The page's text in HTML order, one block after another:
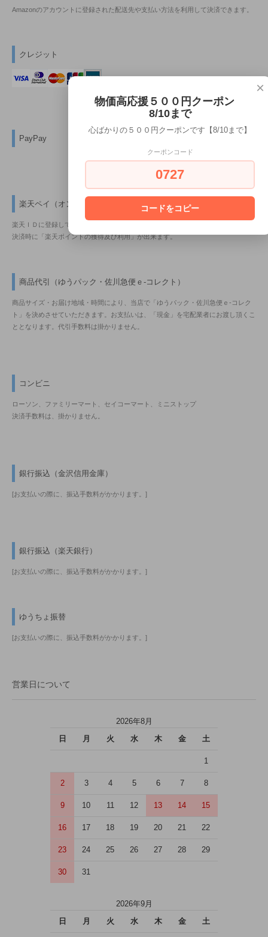
Amazonのアカウントに登録された配送先や支払い方法を利用して決済できます。
クレジット
PayPay
楽天ペイ（オンライン決済）
楽天ＩＤに登録しているクレジットカード情報を利用して、簡単に決済できます。
決済時に「楽天ポイントの獲得及び利用」が出来ます。
商品代引（ゆうパック・佐川急便ｅ-コレクト）
商品サイズ・お届け地域・時間により、当店で「ゆうパック・佐川急便ｅ-コレク
ト」を決めさせていただきます。お支払いは、「現金」を宅配業者にお渡し頂くこ
ととなります。代引手数料は掛かりません。
コンビニ
ローソン、ファミリーマート、セイコーマート、ミニストップ
決済手数料は、掛かりません。
銀行振込（金沢信用金庫）
[お支払いの際に、振込手数料がかかります。]
銀行振込（楽天銀行）
[お支払いの際に、振込手数料がかかります。]
ゆうちょ振替
[お支払いの際に、振込手数料がかかります。]
営業日について
2026年8月
日 月 火 水 木 金 土
1
2 3 4 5 6 7 8
9 10 11 12 13 14 15
16 17 18 19 20 21 22
23 24 25 26 27 28 29
30 31
2026年9月
日 月 火 水 木 金 土
×
物価高応援５００円クーポン
8/10まで
心ばかりの５００円クーポンです【8/10まで】
クーポンコード
0727
コードをコピー